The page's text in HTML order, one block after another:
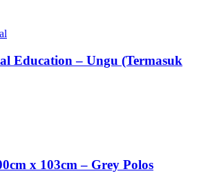
Education – Ungu (Termasuk
x 103cm – Grey Polos